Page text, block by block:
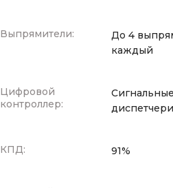
Выпрямители:
До 4
каждый
Цифровой
контроллер:
КПД: 91%